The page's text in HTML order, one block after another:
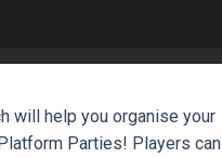
will help you organise your
Parties! Players can